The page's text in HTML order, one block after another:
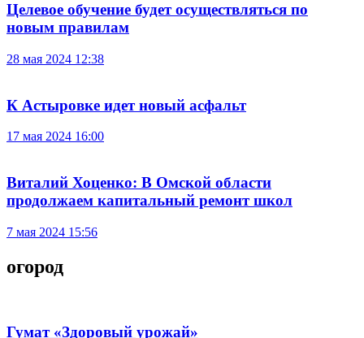
Целевое обучение будет осуществляться по
новым правилам
28 мая 2024 12:38
К Астыровке идет новый асфальт
17 мая 2024 16:00
Виталий Хоценко: В Омской области
продолжаем капитальный ремонт школ
7 мая 2024 15:56
огород
Гумат «Здоровый урожай»